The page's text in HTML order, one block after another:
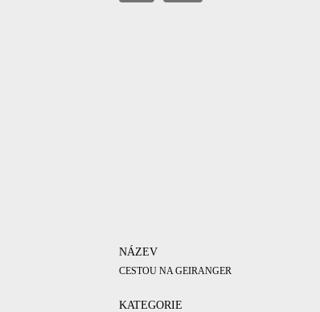
NÁZEV
CESTOU NA GEIRANGER
KATEGORIE